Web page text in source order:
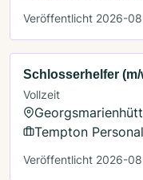
Veröffentlicht 2026-
Schlosserhelfer (m/
Vollzeit
Tempton
Veröffentlicht 2026-